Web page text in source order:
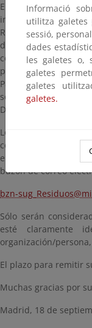
En cumplimiento de
interesados un
Real Decreto sobre
desarrolle la Ley 7/
contaminados
previsiones de la
Parlamento Europeo
sobre los residuos
Directivas.
Los ciudadanos,
consideren, pueden
en el cuadro incluido
buzón de correo
bzn-
Sólo serán
esté claramente
organización/
El plazo para remitir
Muchas gracias por
Madrid, 18 de
Informació
utilitza
sessió,
dades
les galetes o,
galetes
galetes
galetes.